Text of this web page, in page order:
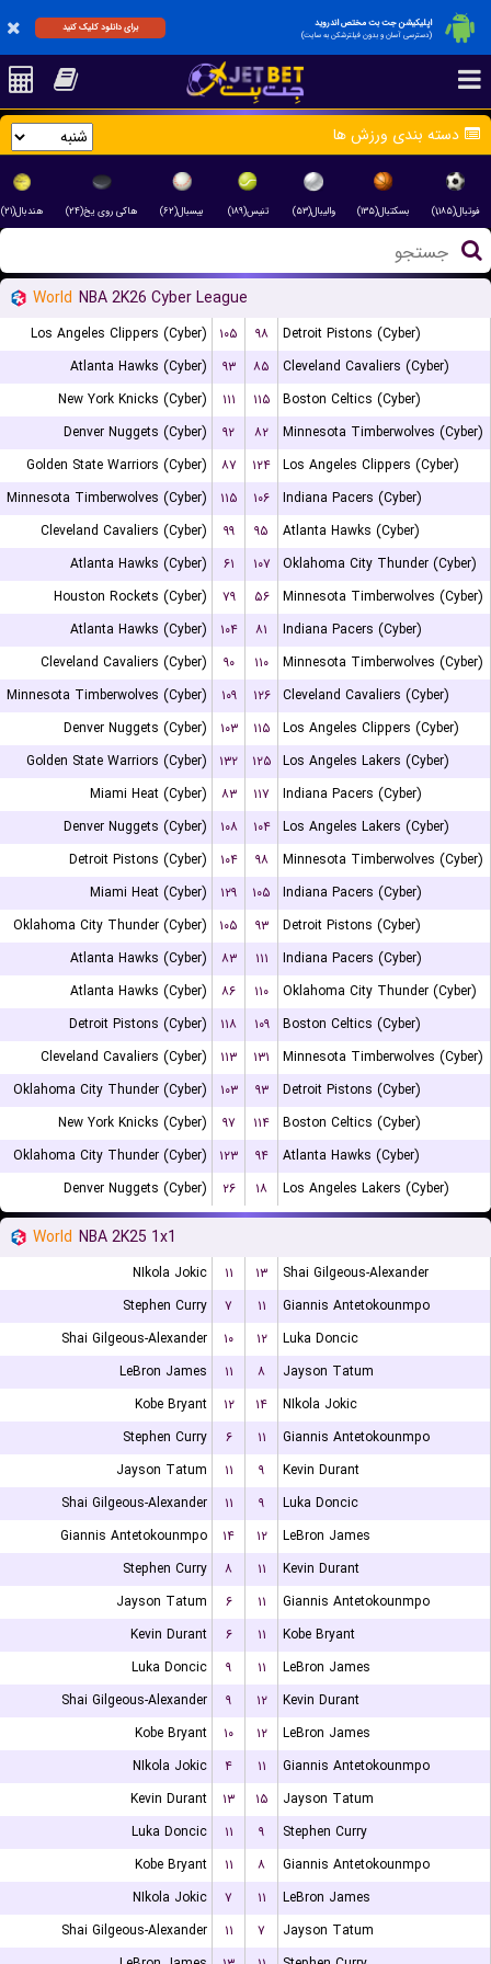
اپلیکیشن جت بت مختص اندروید
(دسترسی آسان و بدون فیلترشکن به سایت)
برای دانلود کلیک کنید
دسته بندی ورزش ها
فوتبال(۱,۱۸۵) بسکتبال(۱۳۵) والیبال(۵۳) تنیس(۱۸۹) بیسبال(۶۲) هاکی روی یخ(۲۴) هندبال(۲۱)
World NBA 2K26 Cyber League
Los Angeles Clippers (Cyber) ۱۰۵ ۹۸
Detroit Pistons (Cyber)
Atlanta Hawks (Cyber)
۹۳ ۸۵
Cleveland Cavaliers (Cyber)
New York Knicks (Cyber)
۱۱۱ ۱۱۵
Boston Celtics (Cyber)
Denver Nuggets (Cyber)
۹۲ ۸۲
Minnesota Timberwolves (Cyber)
Golden State Warriors (Cyber)
۸۷ ۱۲۴ Los Angeles Clippers (Cyber)
Minnesota Timberwolves (Cyber)
۱۱۵ ۱۰۶
Indiana Pacers (Cyber)
Cleveland Cavaliers (Cyber)
۹۹ ۹۵
Atlanta Hawks (Cyber)
Atlanta Hawks (Cyber)
۶۱ ۱۰۷
Oklahoma City Thunder (Cyber)
Houston Rockets (Cyber)
۷۹ ۵۶
Minnesota Timberwolves (Cyber)
Atlanta Hawks (Cyber)
۱۰۴ ۸۱
Indiana Pacers (Cyber)
Cleveland Cavaliers (Cyber)
۹۰ ۱۱۰
Minnesota Timberwolves (Cyber)
Minnesota Timberwolves (Cyber)
۱۰۹ ۱۲۶
Cleveland Cavaliers (Cyber)
Denver Nuggets (Cyber)
۱۰۳ ۱۱۵
Los Angeles Clippers (Cyber)
Golden State Warriors (Cyber)
۱۳۲ ۱۲۵ Los Angeles Lakers (Cyber)
Miami Heat (Cyber)
۸۳ ۱۱۷
Indiana Pacers (Cyber)
Denver Nuggets (Cyber)
۱۰۸ ۱۰۴
Los Angeles Lakers (Cyber)
Detroit Pistons (Cyber)
۱۰۴ ۹۸
Minnesota Timberwolves (Cyber)
Miami Heat (Cyber)
۱۲۹ ۱۰۵
Indiana Pacers (Cyber)
Oklahoma City Thunder (Cyber)
۱۰۵ ۹۳
Detroit Pistons (Cyber)
Atlanta Hawks (Cyber)
۸۳ ۱۱۱
Indiana Pacers (Cyber)
Atlanta Hawks (Cyber)
۸۶ ۱۱۰
Oklahoma City Thunder (Cyber)
Detroit Pistons (Cyber)
۱۱۸ ۱۰۹
Boston Celtics (Cyber)
Cleveland Cavaliers (Cyber)
۱۱۳ ۱۳۱
Minnesota Timberwolves (Cyber)
Oklahoma City Thunder (Cyber)
۱۰۳ ۹۳
Detroit Pistons (Cyber)
New York Knicks (Cyber)
۹۷ ۱۱۴
Boston Celtics (Cyber)
Oklahoma City Thunder (Cyber)
۱۲۳ ۹۴
Atlanta Hawks (Cyber)
Denver Nuggets (Cyber)
۲۶ ۱۸ Los Angeles Lakers (Cyber)
World NBA 2K25 1x1
NIkola Jokic ۱۱ ۱۳
Shai Gilgeous-Alexander
Stephen Curry
۷ ۱۱
Giannis Antetokounmpo
Shai Gilgeous-Alexander
۱۰ ۱۲
Luka Doncic
LeBron James
۱۱ ۸
Jayson Tatum
Kobe Bryant
۱۲ ۱۴
NIkola Jokic
Stephen Curry
۶ ۱۱
Giannis Antetokounmpo
Jayson Tatum
۱۱ ۹
Kevin Durant
Shai Gilgeous-Alexander
۱۱ ۹
Luka Doncic
Giannis Antetokounmpo
۱۴ ۱۲
LeBron James
Stephen Curry
۸ ۱۱
Kevin Durant
Jayson Tatum
۶ ۱۱
Giannis Antetokounmpo
Kevin Durant
۶ ۱۱
Kobe Bryant
Luka Doncic
۹ ۱۱
LeBron James
Shai Gilgeous-Alexander
۹ ۱۲
Kevin Durant
Kobe Bryant
۱۰ ۱۲
LeBron James
NIkola Jokic
۴ ۱۱
Giannis Antetokounmpo
Kevin Durant
۱۳ ۱۵
Jayson Tatum
Luka Doncic
۱۱ ۹
Stephen Curry
Kobe Bryant
۱۱ ۸
Giannis Antetokounmpo
NIkola Jokic
۷ ۱۱
LeBron James
Shai Gilgeous-Alexander
۱۱ ۷
Jayson Tatum